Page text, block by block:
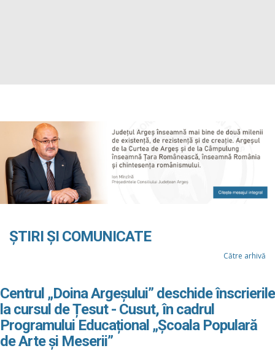
ȘTIRI ȘI COMUNICATE
Către arhivă
Centrul „Doina Argeșului” deschide înscrierile
la cursul de Țesut - Cusut, în cadrul
Programului Educațional „Școala Populară
de Arte și Meserii”